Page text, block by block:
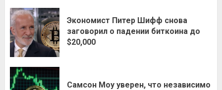
Экономист Питер Шифф снова
заговорил о падении биткоина до
$20,000
Самсон Моу уверен, что независимо